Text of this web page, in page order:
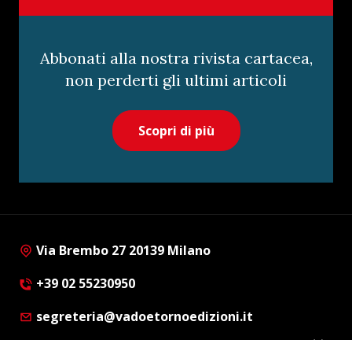
Abbonati alla nostra rivista cartacea,
non perderti gli ultimi articoli
Scopri di più
Via Brembo 27 20139 Milano
+39 02 55230950
segreteria@vadoetornoedizioni.it